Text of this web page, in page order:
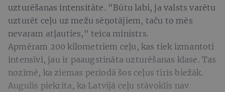
uzturēšanas intensitāte. "Būtu labi, ja valsts varētu
uzturēt ceļu uz mežu sēņotājiem, taču to mēs
nevaram atļauties," teica ministrs.
Apmēram 200 kilometriem ceļu, kas tiek izmantoti
intensīvi, jau ir paaugstināta uzturēšanas klase. Tas
nozīmē, ka ziemas periodā šos ceļus tīrīs biežāk.
Augulis piekrita, ka Latvijā ceļu stāvoklis nav